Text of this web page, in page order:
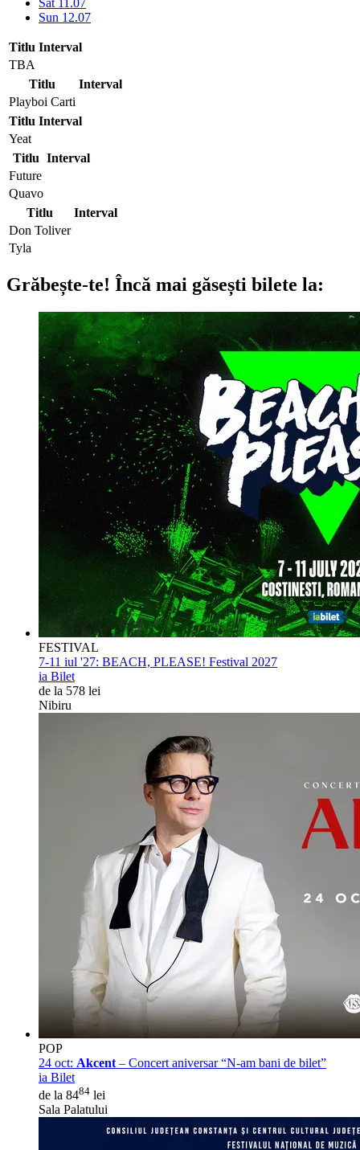
Sun 12.07
Titlu Interval
TBA
Titlu
Interval
Playboi Carti
Titlu Interval
Yeat
Titlu Interval
Future
Quavo
Titlu
Interval
Don Toliver
Tyla
Grăbește-te! Încă mai găsești bilete la:
FESTIVAL
7-11 iul '27: BEACH, PLEASE! Festival 2027
ia Bilet
de la 578 lei
Nibiru
POP
24 oct: Akcent – Concert aniversar “N-am bani de bilet”
ia Bilet
de la 8484 lei
Sala Palatului